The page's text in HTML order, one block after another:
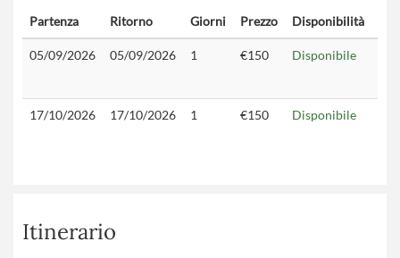
Partenza Ritorno Giorni Prezzo Disponibilità
05/09/2026 05/09/2026 1 €150 Disponibile
17/10/2026 17/10/2026 1 €150 Disponibile
Itinerario